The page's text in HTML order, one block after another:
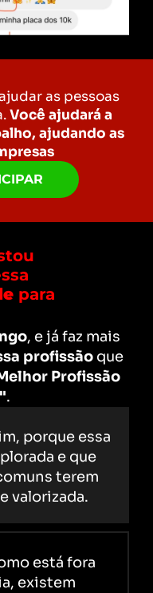
as pessoas
Você ajudará a
ajudando as
para
, e já faz mais
profissãoque
Profissão
.
porque essa
e que
terem
valorizada.
está fora
existem